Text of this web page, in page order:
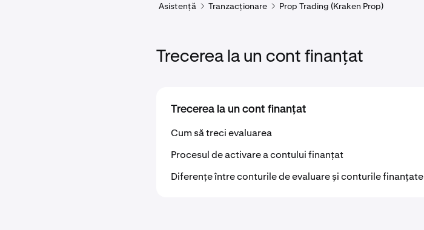
Asistență Tranzacționare Prop Trading (Kraken Prop)
Trecerea la un cont finanțat
Trecerea la un cont finanțat
Cum să treci evaluarea
Procesul de activare a contului finanțat
Diferențe între conturile de evaluare și conturile finanțate